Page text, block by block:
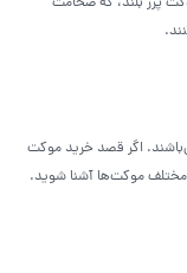
اگر قصد خرید موکت
مختلف موکت‌ها آشنا شوید.